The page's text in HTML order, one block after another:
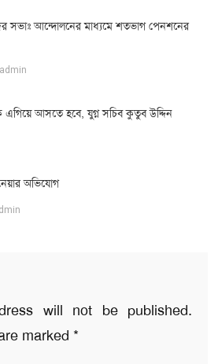
সভাঃ আন্দোলনের মাধ্যমে শতভাগ পেনশনের
admin
আসতে হবে, যুগ্ন সচিব কুতুব উদ্দিন
অভিযোগ
will not be published.
marked *